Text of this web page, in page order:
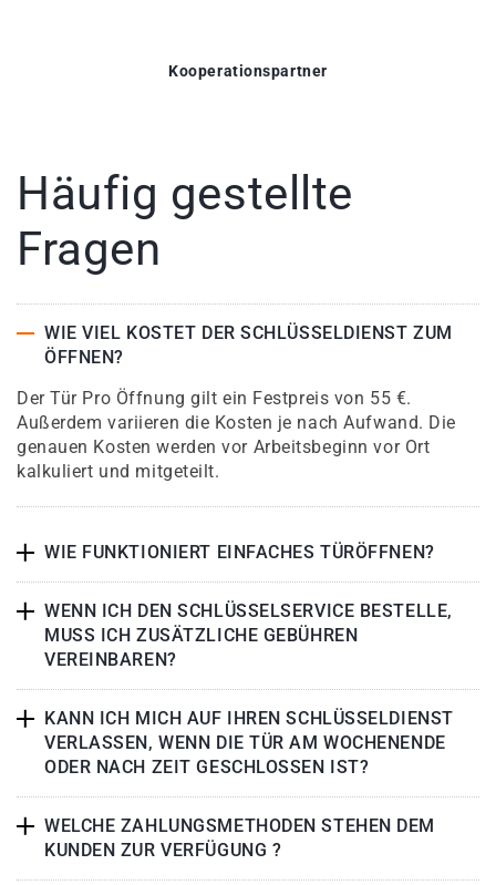
Kooperationspartner
Häufig gestellte
Fragen
WIE VIEL KOSTET DER SCHLÜSSELDIENST ZUM
ÖFFNEN?
Der Tür Pro Öffnung gilt ein Festpreis von 55 €.
Außerdem variieren die Kosten je nach Aufwand. Die
genauen Kosten werden vor Arbeitsbeginn vor Ort
kalkuliert und mitgeteilt.
WIE FUNKTIONIERT EINFACHES TÜRÖFFNEN?
WENN ICH DEN SCHLÜSSELSERVICE BESTELLE,
MUSS ICH ZUSÄTZLICHE GEBÜHREN
VEREINBAREN?
KANN ICH MICH AUF IHREN SCHLÜSSELDIENST
VERLASSEN, WENN DIE TÜR AM WOCHENENDE
ODER NACH ZEIT GESCHLOSSEN IST?
WELCHE ZAHLUNGSMETHODEN STEHEN DEM
KUNDEN ZUR VERFÜGUNG ?